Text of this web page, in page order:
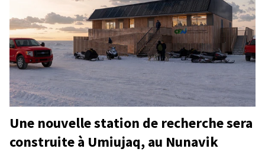
Une nouvelle station de recherche sera
construite à Umiujaq, au Nunavik